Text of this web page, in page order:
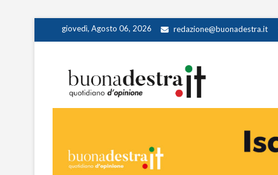
giovedì, Agosto 06, 2026 redazione@buonadestra.it